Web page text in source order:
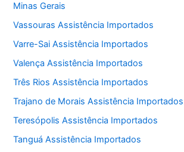
Minas Gerais
Vassouras Assistência Importados
Varre-Sai Assistência Importados
Valença Assistência Importados
Três Rios Assistência Importados
Trajano de Morais Assistência Importados
Teresópolis Assistência Importados
Tanguá Assistência Importados